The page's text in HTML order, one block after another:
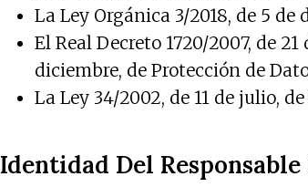
La Ley Orgánica 3/2018, de 5
El Real Decreto 1720/2007, de
diciembre, de Protección de
La Ley 34/2002, de 11 de julio,
Identidad Del